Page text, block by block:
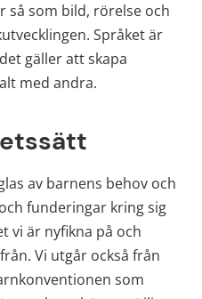
så som bild, rörelse och
Språket är
gäller att skapa
med andra.
av barnens behov och
funderingar kring sig
vi är nyfikna på och
Vi utgår också från
som